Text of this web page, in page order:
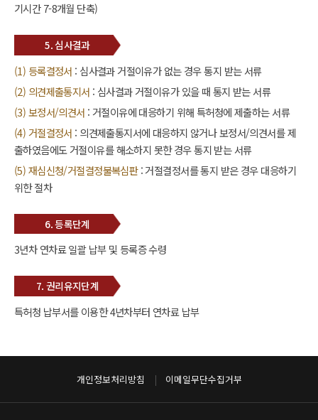
기시간 7-8개월 단축)
5. 심사결과
(1) 등록결정서 : 심사결과 거절이유가 없는 경우 통지 받는 서류
(2) 의견제출통지서 : 심사결과 거절이유가 있을 때 통지 받는 서류
(3) 보정서/의견서 : 거절이유에 대응하기 위해 특허청에 제출하는 서류
(4) 거절결정서 : 의견제출통지서에 대응하지 않거나 보정서/의견서를 제
출하였음에도 거절이유를 해소하지 못한 경우 통지 받는 서류
(5) 재심신청/거절결정불복심판: 거절결정서를 통지 받은 경우 대응하기
위한 절차
6. 등록단계
3년차 연차료 일괄 납부 및 등록증 수령
7. 권리유지단계
특허청 납부서를 이용한 4년차부터 연차료 납부
개인정보처리방침 이메일무단수집거부